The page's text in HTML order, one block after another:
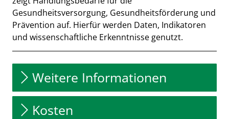
Gesundheitsversorgung, Gesundheitsförderung und
Prävention auf. Hierfür werden Daten, Indikatoren
und wissenschaftliche Erkenntnisse genutzt.
Beschreibung
Weitere Informationen
Kosten